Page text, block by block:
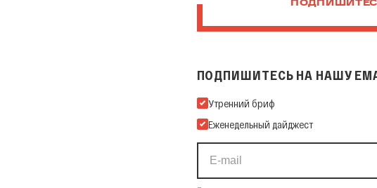
ПОДПИШИТЕСЬ НА НАШУ
Подпишитесь на нашу Email-рассылку
Утренний бриф
Еженедельный дайджест